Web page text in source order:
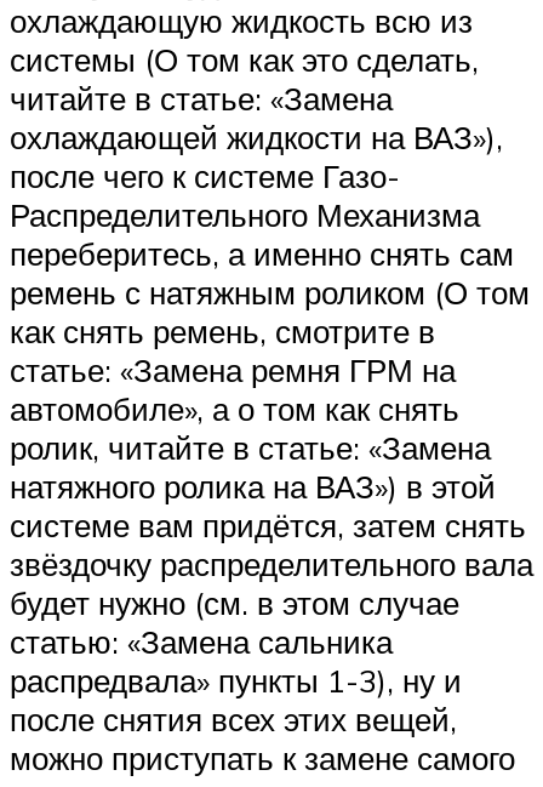
охлаждающую жидкость всю из
системы (О том как это сделать,
читайте в статье: «Замена
охлаждающей жидкости на ВАЗ»),
после чего к системе Газо-
Распределительного Механизма
переберитесь, а именно снять сам
ремень с натяжным роликом (О том
как снять ремень, смотрите в
статье: «Замена ремня ГРМ на
автомобиле», а о том как снять
ролик, читайте в статье: «Замена
натяжного ролика на ВАЗ») в этой
системе вам придётся, затем снять
звёздочку распределительного вала
будет нужно (см. в этом случае
статью: «Замена сальника
распредвала» пункты 1-3), ну и
после снятия всех этих вещей,
можно приступать к замене самого